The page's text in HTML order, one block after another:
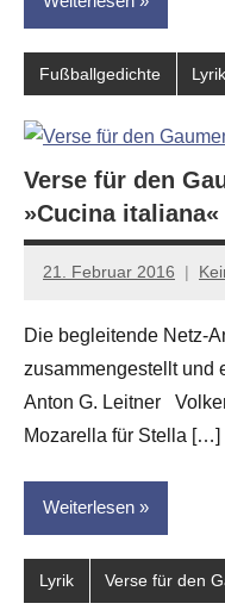
Fußballgedichte Lyrik
Verse für den
»Cucina italiana«
21. Februar 2016
Anton
Leitner
Die begleitende Netz-
zusammengestellt und
Anton G. Leitner
Mozarella für Stella […]
Weiterlesen
Lyrik Verse für den